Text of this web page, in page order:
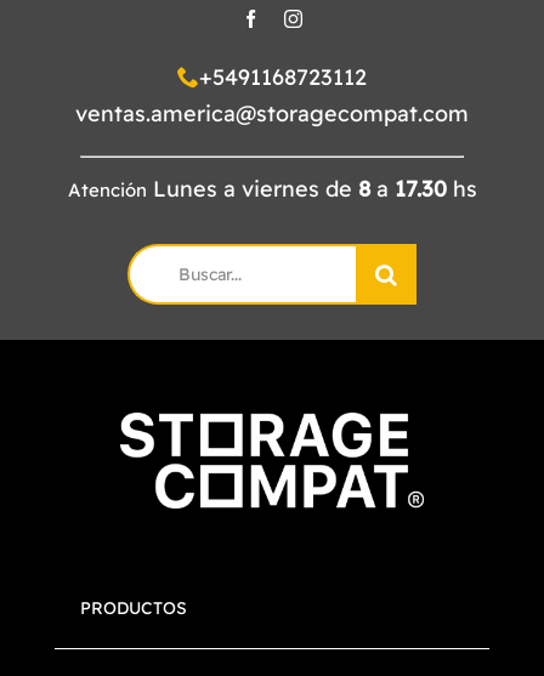
+5491168723112
ventas.america@storagecompat.com
Atención Lunes a viernes de 8a 17.30hs
Search
for:
PRODUCTOS